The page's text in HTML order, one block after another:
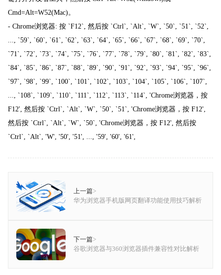
Cmd=Alt=W52(Mac)。
- Chrome浏览器: 按 `F12`, 然后按 `Ctrl`, `Alt`, `W`, `50`, `51`, `52`,
..., `59`, `60`, `61`, `62`, `63`, `64`, `65`, `66`, `67`, `68`, `69`, `70`,
`71`, `72`, `73`, `74`, `75`, `76`, `77`, `78`, `79`, `80`, `81`, `82`, `83`,
`84`, `85`, `86`, `87`, `88`, `89`, `90`, `91`, `92`, `93`, `94`, `95`, `96`,
`97`, `98`, `99`, `100`, `101`, `102`, `103`, `104`, `105`, `106`, `107`,
..., `108`, `109`, `110`, `111`, `112`, `113`, `114`, 'Chrome浏览器，按
F12', 然后按 `Ctrl`, `Alt`, `W`, `50`, `51`, 'Chrome浏览器，按 F12',
然后按 `Ctrl`, `Alt`, `W`, `50`, 'Chrome浏览器，按 F12', 然后按
`Ctrl`, `Alt`, 'W', '50', '51', ..., '59', '60', '61',
上一篇>
华为浏览器手机版网页翻译功能使用技巧解析
下一篇>
谷歌浏览器与360浏览器插件兼容性对比解析